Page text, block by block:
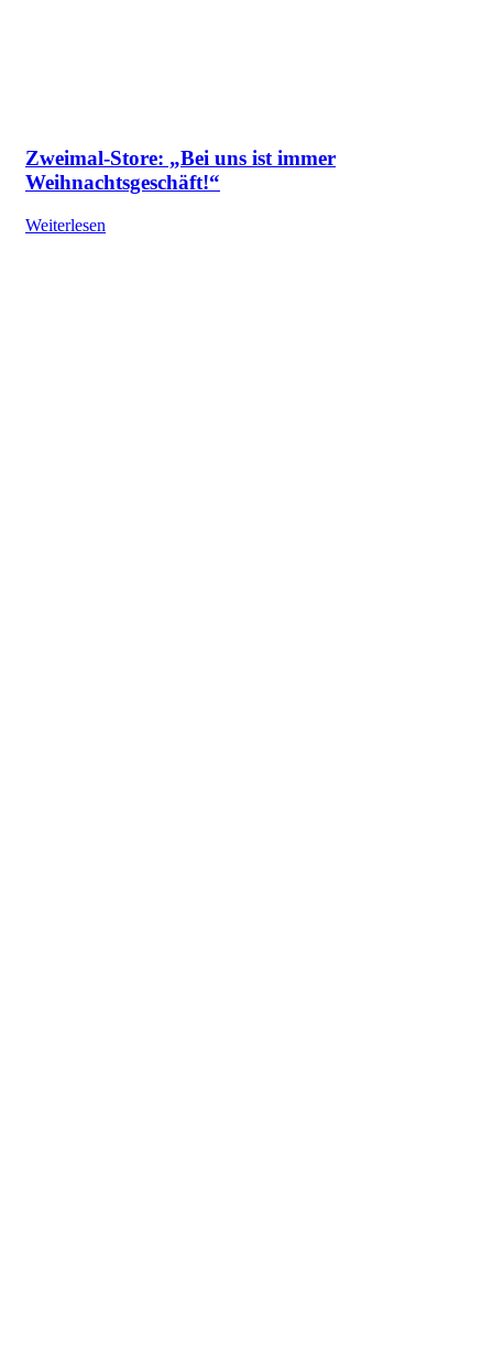
Zweimal-Store: „Bei uns ist immer
Weihnachtsgeschäft!“
Weiterlesen